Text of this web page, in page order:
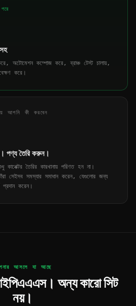
অটোমেশন কম্পোজ করে, ব্রাঞ্চ টেস্ট চালায়,
করে।
আপনি কী করবেন
পণ্য তৈরি করুন।
কানেক্টর তৈরির কারখানায় পরিণত হন না।
সেইসব সমস্যার সমাধান করেন, যেগুলোর জন্য
করেন।
আসলে যা আছে
অন্য কারো সিট
নয়।